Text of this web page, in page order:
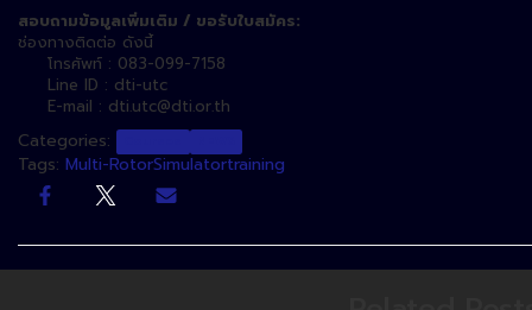
สอบถามข้อมูลเพิ่มเติม / ขอรับใบสมัคร:
ช่องทางติดต่อ ดังนี้
โทรศัพท์ : 083-099-7158
Line ID : dti-utc
E-mail : dti.utc@dti.or.th
Categories:
Tags: Multi-RotorSimulatortraining